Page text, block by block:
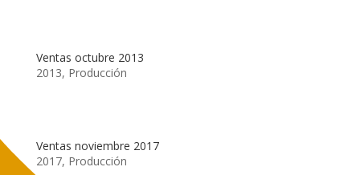
Ventas octubre 2013
2013, Producción
Ventas noviembre 2017
2017, Producción